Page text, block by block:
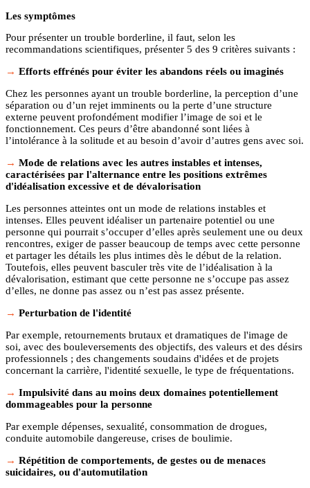
Les symptômes
Pour présenter un trouble borderline, il faut, selon les
recommandations scientifiques, présenter 5 des 9 critères suivants :
Efforts effrénés pour éviter les abandons réels ou imaginés
Chez les personnes ayant un trouble borderline, la perception d’une
séparation ou d’un rejet imminents ou la perte d’une structure
externe peuvent profondément modifier l’image de soi et le
fonctionnement. Ces peurs d’être abandonné sont liées à
l’intolérance à la solitude et au besoin d’avoir d’autres gens avec soi.
Mode de relations avec les autres instables et intenses,
caractérisées par l'alternance entre les positions extrêmes
d'idéalisation excessive et de dévalorisation
Les personnes atteintes ont un mode de relations instables et
intenses. Elles peuvent idéaliser un partenaire potentiel ou une
personne qui pourrait s’occuper d’elles après seulement une ou deux
rencontres, exiger de passer beaucoup de temps avec cette personne
et partager les détails les plus intimes dès le début de la relation.
Toutefois, elles peuvent basculer très vite de l’idéalisation à la
dévalorisation, estimant que cette personne ne s’occupe pas assez
d’elles, ne donne pas assez ou n’est pas assez présente.
Perturbation de l'identité
Par exemple, retournements brutaux et dramatiques de l'image de
soi, avec des bouleversements des objectifs, des valeurs et des désirs
professionnels ; des changements soudains d'idées et de projets
concernant la carrière, l'identité sexuelle, le type de fréquentations.
Impulsivité dans au moins deux domaines potentiellement
dommageables pour la personne
Par exemple dépenses, sexualité, consommation de drogues,
conduite automobile dangereuse, crises de boulimie.
Répétition de comportements, de gestes ou de menaces
suicidaires, ou d'automutilation